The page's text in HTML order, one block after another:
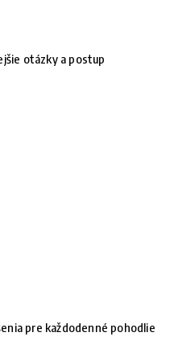
otázky a postup
pre každodenné pohodlie